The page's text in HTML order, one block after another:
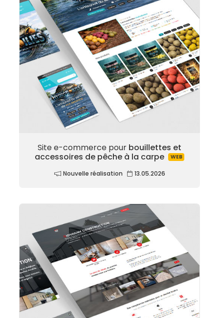
Site e-commerce pour bouillettes et
accessoires de pêche à la carpe
WEB
Nouvelle réalisation 13.05.2026